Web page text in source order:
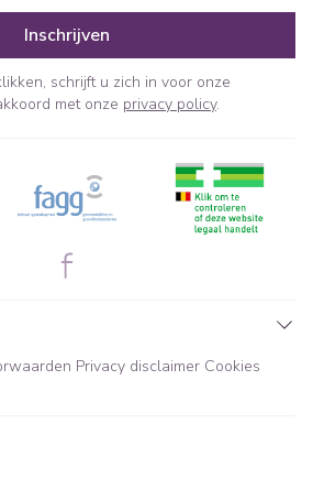
Inschrijven
schrijft u zich in voor onze
met onze privacy policy.
Privacy disclaimer Cookies